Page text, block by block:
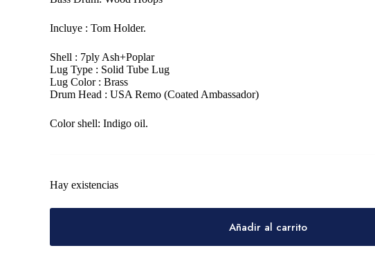
Incluye : Tom Holder.
Shell : 7ply Ash+Poplar
Lug Type : Solid Tube Lug
Lug Color : Brass
Drum Head : USA Remo (Coated Ambassador)
Color shell: Indigo oil.
Hay existencias
Añadir al carrito